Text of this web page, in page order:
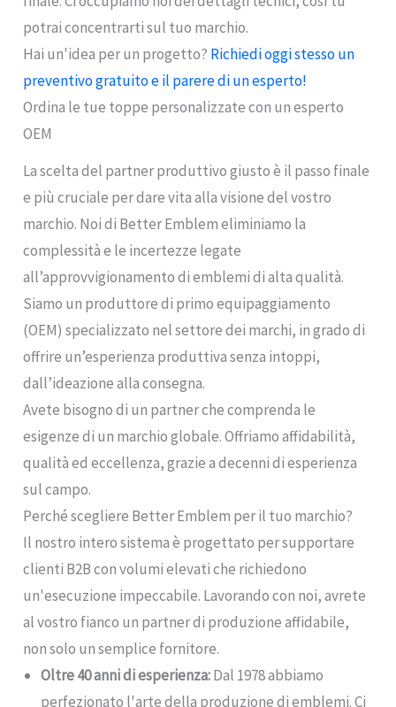
potrai concentrarti sul tuo marchio.
Hai un'idea per un progetto? Richiedi oggi stesso un
preventivo gratuito e il parere di un esperto!
Ordina le tue toppe personalizzate con un esperto
OEM
La scelta del partner produttivo giusto è il passo finale
e più cruciale per dare vita alla visione del vostro
marchio. Noi di Better Emblem eliminiamo la
complessità e le incertezze legate
all’approvvigionamento di emblemi di alta qualità.
Siamo un produttore di primo equipaggiamento
(OEM) specializzato nel settore dei marchi, in grado di
offrire un’esperienza produttiva senza intoppi,
dall’ideazione alla consegna.
Avete bisogno di un partner che comprenda le
esigenze di un marchio globale. Offriamo affidabilità,
qualità ed eccellenza, grazie a decenni di esperienza
sul campo.
Perché scegliere Better Emblem per il tuo marchio?
Il nostro intero sistema è progettato per supportare
clienti B2B con volumi elevati che richiedono
un'esecuzione impeccabile. Lavorando con noi, avrete
al vostro fianco un partner di produzione affidabile,
non solo un semplice fornitore.
Oltre 40 anni di esperienza:Dal 1978 abbiamo
perfezionato l'arte della produzione di emblemi. Ci